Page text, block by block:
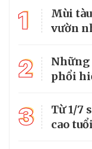
1
Mùi
vườn
2
Những
phổi
3
Từ 1/7
cao